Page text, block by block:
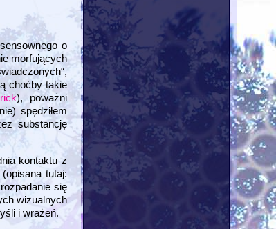
o
morfujących
choćby takie
), poważni
spędziłem
substancję
kontaktu z
tutaj:
się
wizualnych
i wrażeń.